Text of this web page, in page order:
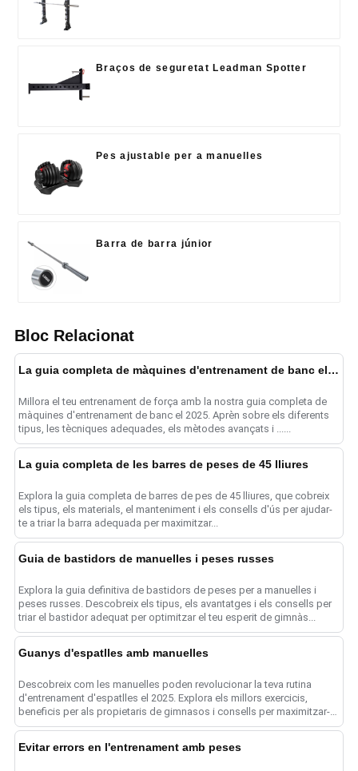
Braços de seguretat Leadman Spotter
Pes ajustable per a manuelles
Barra de barra júnior
Bloc Relacionat
La guia completa de màquines d'entrenament de banc el 2025
Millora el teu entrenament de força amb la nostra guia completa de
màquines d'entrenament de banc el 2025. Aprèn sobre els diferents
tipus, les tècniques adequades, els mètodes avançats i ......
La guia completa de les barres de peses de 45 lliures
Explora la guia completa de barres de pes de 45 lliures, que cobreix
els tipus, els materials, el manteniment i els consells d'ús per ajudar-
te a triar la barra adequada per maximitzar...
Guia de bastidors de manuelles i peses russes
Explora la guia definitiva de bastidors de peses per a manuelles i
peses russes. Descobreix els tipus, els avantatges i els consells per
triar el bastidor adequat per optimitzar el teu esperit de gimnàs...
Guanys d'espatlles amb manuelles
Descobreix com les manuelles poden revolucionar la teva rutina
d'entrenament d'espatlles el 2025. Explora els millors exercicis,
beneficis per als propietaris de gimnasos i consells per maximitzar-
te...
Evitar errors en l'entrenament amb peses